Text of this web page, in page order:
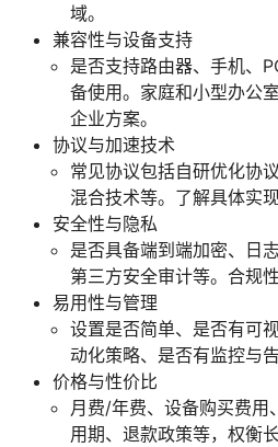
域。
兼容性与设备支持
是否支持路由器、手机、
备使用。家庭和小型办公
企业方案。
协议与加速技术
常见协议包括自研优化协
混合技术等。了解具体实
安全性与隐私
是否具备端到端加密、日
第三方安全审计等。合规
易用性与管理
设置是否简单、是否有可
动化策略、是否有监控与告
价格与性价比
月费/年费、设备购买费用
用期、退款政策等，权衡长